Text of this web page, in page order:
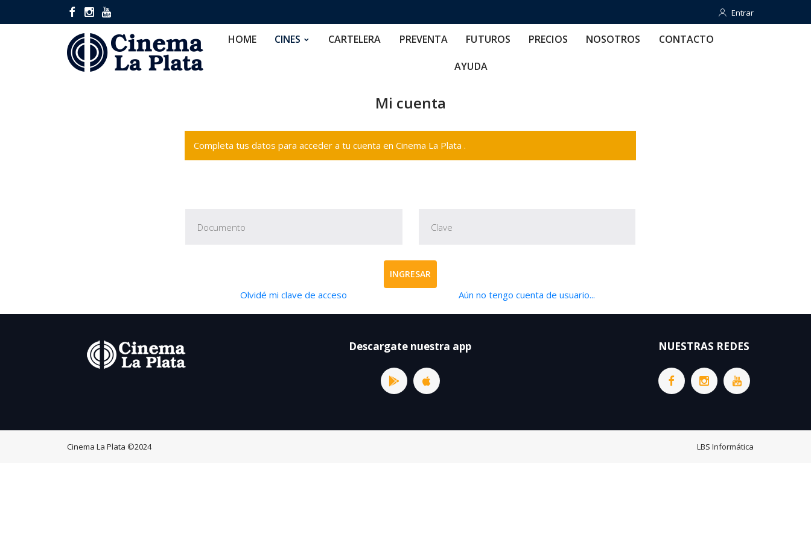
Entrar
Entrar
HOME CINES CARTELERA PREVENTA FUTUROS PRECIOS NOSOTROS CONTACTO
AYUDA
Mi cuenta
Completa tus datos para acceder a tu cuenta en Cinema La Plata .
INGRESAR
Olvidé mi clave de acceso Aún no tengo cuenta de usuario...
Descargate nuestra app NUESTRAS REDES
Cinema La Plata ©2024 LBS Informática